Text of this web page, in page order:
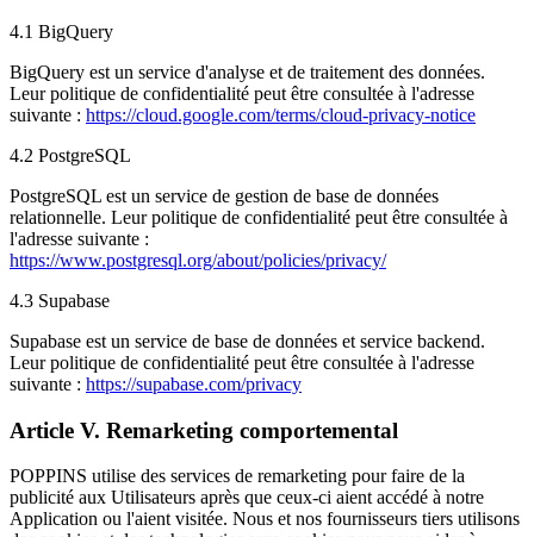
4.1 BigQuery
BigQuery est un service d'analyse et de traitement des données.
Leur politique de confidentialité peut être consultée à l'adresse
suivante : https://cloud.google.com/terms/cloud-privacy-notice
4.2 PostgreSQL
PostgreSQL est un service de gestion de base de données
relationnelle. Leur politique de confidentialité peut être consultée à
l'adresse suivante :
https://www.postgresql.org/about/policies/privacy/
4.3 Supabase
Supabase est un service de base de données et service backend.
Leur politique de confidentialité peut être consultée à l'adresse
suivante : https://supabase.com/privacy
Article V. Remarketing comportemental
POPPINS utilise des services de remarketing pour faire de la
publicité aux Utilisateurs après que ceux-ci aient accédé à notre
Application ou l'aient visitée. Nous et nos fournisseurs tiers utilisons